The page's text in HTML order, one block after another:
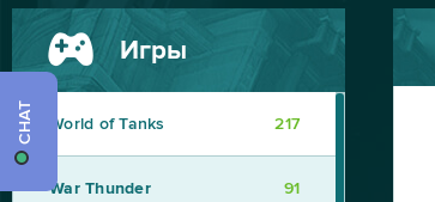
Игры
World of Tanks 217
War Thunder 91
CHAT